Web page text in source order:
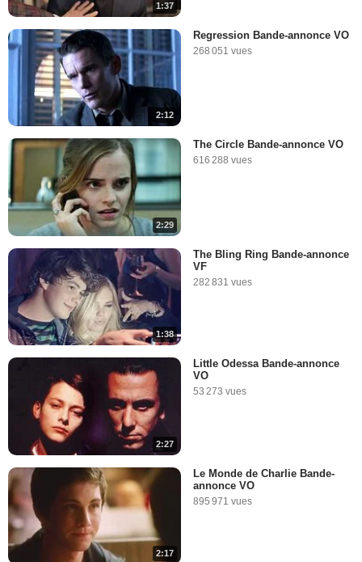
1:37
2:12
Regression Bande-annonce VO
268 051 vues
2:29
The Circle Bande-annonce VO
616 288 vues
1:38
The Bling Ring Bande-annonce
VF
282 831 vues
2:27
Little Odessa Bande-annonce
VO
53 273 vues
2:17
Le Monde de Charlie Bande-
annonce VO
895 971 vues